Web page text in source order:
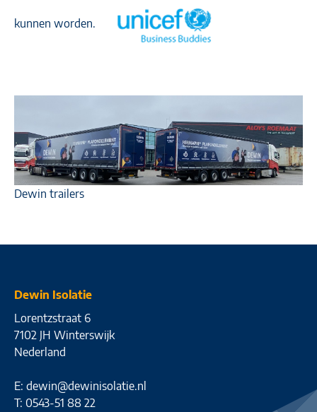
kunnen worden.
Dewin trailers
Dewin Isolatie
Lorentzstraat 6
7102 JH Winterswijk
Nederland
E: dewin@dewinisolatie.nl
T: 0543-51 88 22